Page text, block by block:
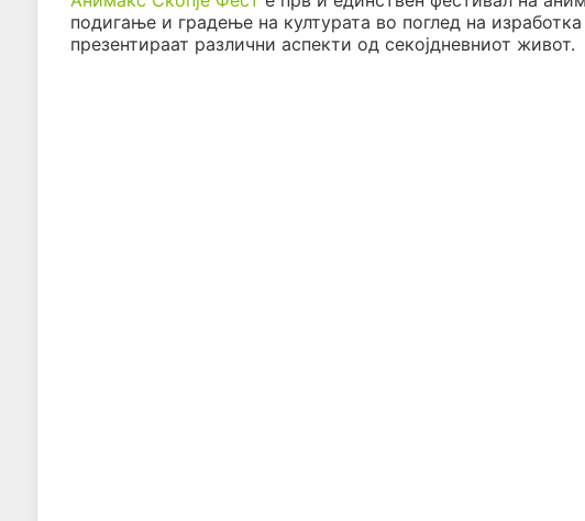
подигање и градење на културата во поглед на
презентираат различни аспекти од секојдневниот живот.